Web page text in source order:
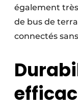
également
de bus de
connectés